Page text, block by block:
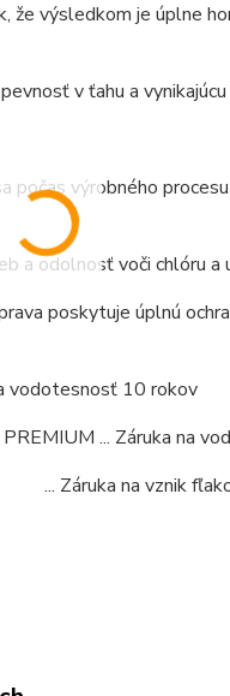
že výsledkom je úplne
v ťahu a
počas výrobného
a odolnosť voči chlóru a
poskytuje úplnú
vodotesnosť 10 rokov
... Záruka na
fľakov 3